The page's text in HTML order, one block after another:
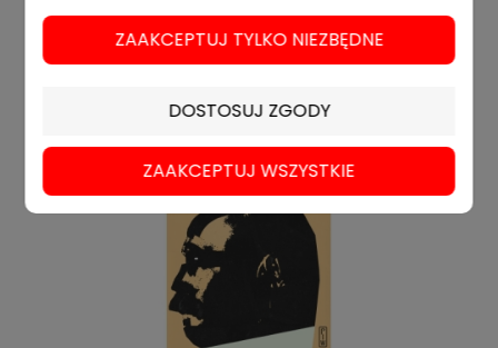
ZAAKCEPTUJ TYLKO NIEZBĘDNE
DOSTOSUJ ZGODY
ZAAKCEPTUJ WSZYSTKIE